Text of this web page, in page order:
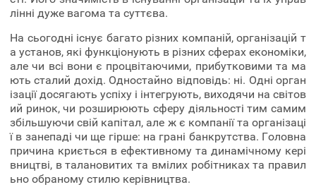
лінні дуже вагома та суттєва.
На сьогодні існує багато різних компаній, організацій т
а установ, які функціонують в різних сферах економіки,
але чи всі вони є процвітаючими, прибутковими та ма
ють сталий дохід. Одностайно відповідь: ні. Одні орган
ізації досягають успіху і інтегрують, виходячи на світов
ий ринок, чи розширюють сферу діяльності тим самим
збільшуючи свій капітал, але ж є компанії та організаці
ї в занепаді чи ще гірше: на грані банкрутства. Головна
причина криється в ефективному та динамічному кері
вництві, в талановитих та вмілих робітниках та правил
ьно обраному стилю керівництва.